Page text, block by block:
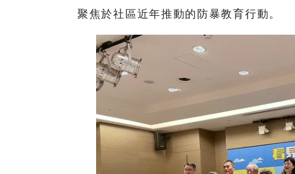
聚焦於社區近年推動的防暴教育行動。